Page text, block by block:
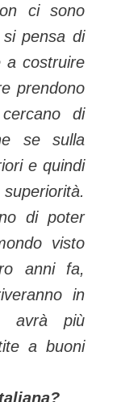
ci sono
pensa di
a costruire
prendono
di
se sulla
e quindi
di poter
visto
anni fa,
in
avrà più
a buoni